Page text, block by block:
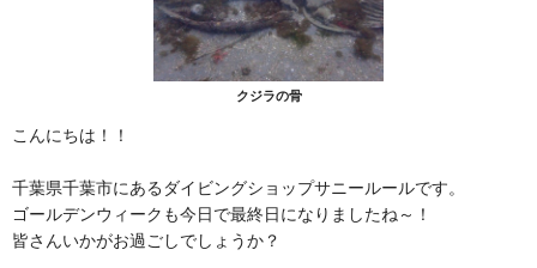
クジラの骨
こんにちは！！
千葉県千葉市にあるダイビングショップサニールールです。
ゴールデンウィークも今日で最終日になりましたね～！
皆さんいかがお過ごしでしょうか？